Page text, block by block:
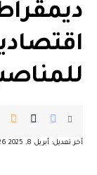
آخر تعديل: أبريل 8, 2025 10:26 ص